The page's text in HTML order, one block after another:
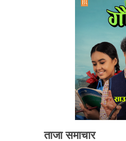
ताजा समाचार